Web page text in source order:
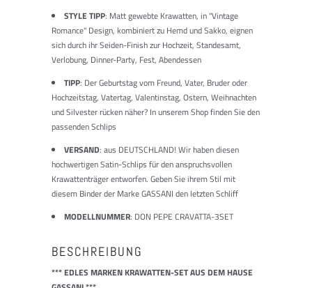
STYLE TIPP: Matt gewebte Krawatten, in "Vintage
Romance" Design, kombiniert zu Hemd und Sakko, eignen
sich durch ihr Seiden-Finish zur Hochzeit, Standesamt,
Verlobung, Dinner-Party, Fest, Abendessen
TIPP: Der Geburtstag vom Freund, Vater, Bruder oder
Hochzeitstag, Vatertag, Valentinstag, Ostern, Weihnachten
und Silvester rücken näher? In unserem Shop finden Sie den
passenden Schlips
VERSAND: aus DEUTSCHLAND! Wir haben diesen
hochwertigen Satin-Schlips für den anspruchsvollen
Krawattenträger entworfen. Geben Sie ihrem Stil mit
diesem Binder der Marke GASSANI den letzten Schliff
MODELLNUMMER: DON PEPE CRAVATTA-3SET
BESCHREIBUNG
*** EDLES MARKEN KRAWATTEN-SET AUS DEM HAUSE